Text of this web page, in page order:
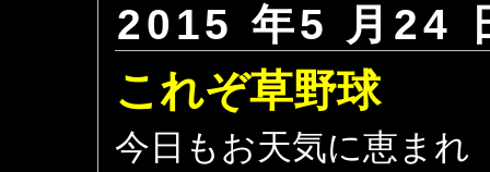
2015 年5 月24
これぞ草野球
今日もお天気に恵まれ